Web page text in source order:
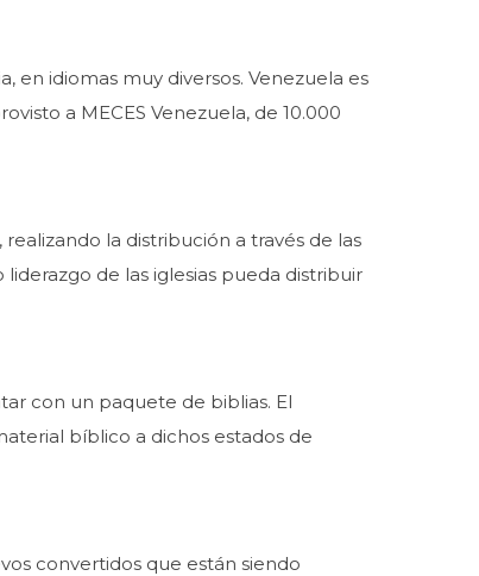
en idiomas muy diversos. Venezuela es
a MECES Venezuela, de 10.000
la distribución a través de las
de las iglesias pueda distribuir
con un paquete de biblias. El
bíblico a dichos estados de
convertidos que están siendo